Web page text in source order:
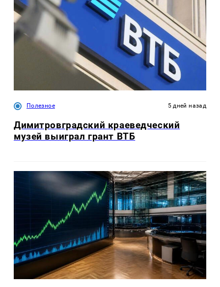
Полезное 5 дней назад
Димитровградский краеведческий
музей выиграл грант ВТБ